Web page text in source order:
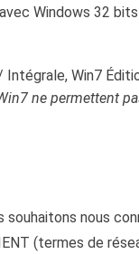
Windows 32
Win7
ne permettent
nous
(termes de